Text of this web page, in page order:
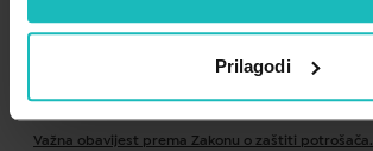
Prilagodi
Dodaj na listu želja
Važna obavijest prema Zakonu o zaštiti potrošača.